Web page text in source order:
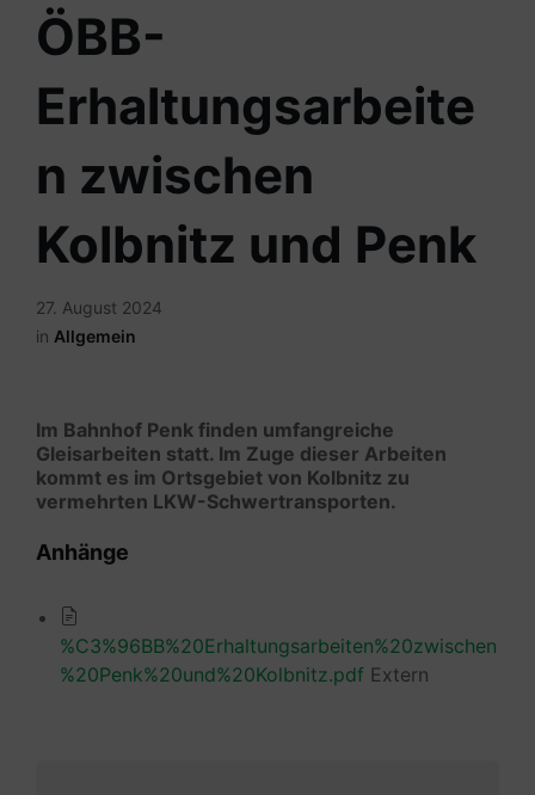
ÖBB-
Erhaltungsarbeite
n zwischen
Kolbnitz und Penk
27. August 2024
in Allgemein
Im Bahnhof Penk finden umfangreiche
Gleisarbeiten statt. Im Zuge dieser Arbeiten
kommt es im Ortsgebiet von Kolbnitz zu
vermehrten LKW-Schwertransporten.
Anhänge
%C3%96BB%20Erhaltungsarbeiten%20zwischen
%20Penk%20und%20Kolbnitz.pdf Extern